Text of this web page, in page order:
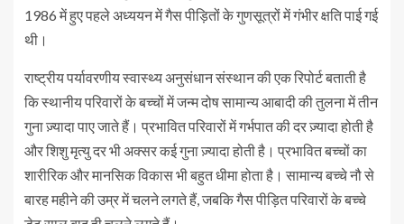
1986 में हुए पहले अध्ययन में गैस पीड़ितों के गुणसूत्रों में गंभीर क्षति पाई गई
थी।
राष्ट्रीय पर्यावरणीय स्वास्थ्य अनुसंधान संस्थान की एक रिपोर्ट बताती है
कि स्थानीय परिवारों के बच्चों में जन्म दोष सामान्य आबादी की तुलना में तीन
गुना ज़्यादा पाए जाते हैं। प्रभावित परिवारों में गर्भपात की दर ज़्यादा होती है
और शिशु मृत्यु दर भी अक्सर कई गुना ज़्यादा होती है। प्रभावित बच्चों का
शारीरिक और मानसिक विकास भी बहुत धीमा होता है। सामान्य बच्चे नौ से
बारह महीने की उम्र में चलने लगते हैं, जबकि गैस पीड़ित परिवारों के बच्चे